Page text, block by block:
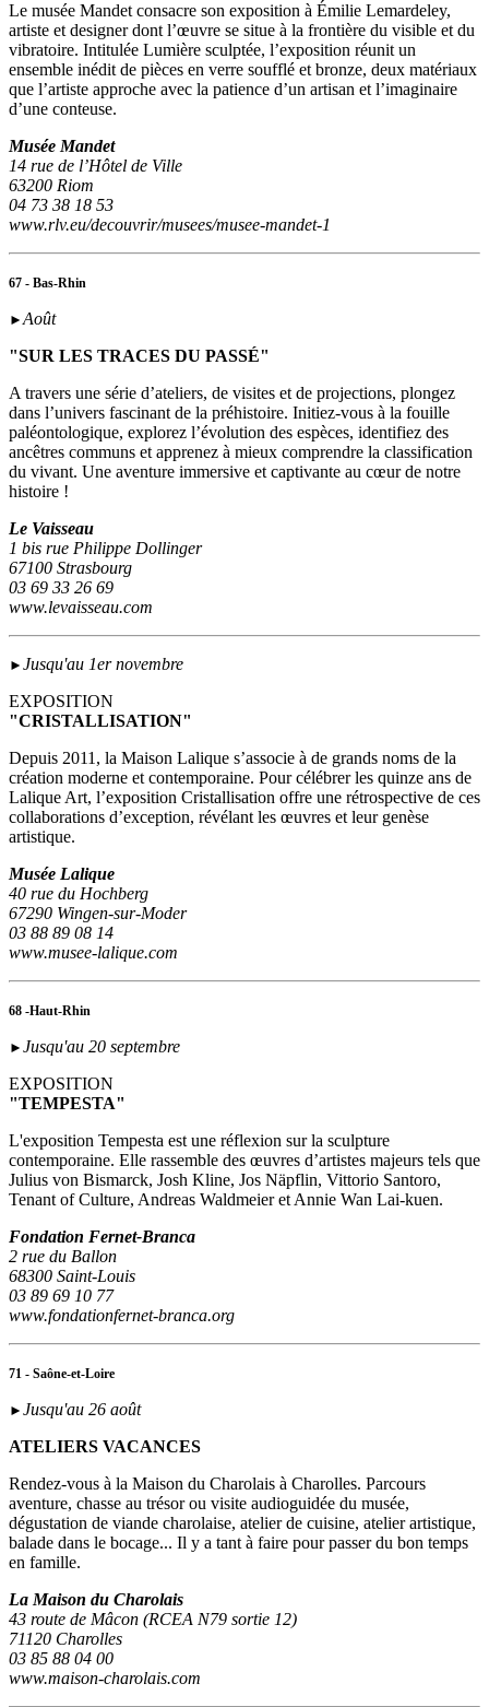
Le musée Mandet consacre son exposition à Émilie Lemardeley,
artiste et designer dont l’œuvre se situe à la frontière du visible et du
vibratoire. Intitulée Lumière sculptée, l’exposition réunit un
ensemble inédit de pièces en verre soufflé et bronze, deux matériaux
que l’artiste approche avec la patience d’un artisan et l’imaginaire
d’une conteuse.
Musée Mandet
14 rue de l’Hôtel de Ville
63200 Riom
04 73 38 18 53
www.rlv.eu/decouvrir/musees/musee-mandet-1
67 - Bas-Rhin
►Août
"SUR LES TRACES DU PASSÉ"
A travers une série d’ateliers, de visites et de projections, plongez
dans l’univers fascinant de la préhistoire. Initiez-vous à la fouille
paléontologique, explorez l’évolution des espèces, identifiez des
ancêtres communs et apprenez à mieux comprendre la classification
du vivant. Une aventure immersive et captivante au cœur de notre
histoire !
Le Vaisseau
1 bis rue Philippe Dollinger
67100 Strasbourg
03 69 33 26 69
www.levaisseau.com
► Jusqu'au 1er novembre
EXPOSITION
"CRISTALLISATION"
Depuis 2011, la Maison Lalique s’associe à de grands noms de la
création moderne et contemporaine. Pour célébrer les quinze ans de
Lalique Art, l’exposition Cristallisation offre une rétrospective de ces
collaborations d’exception, révélant les œuvres et leur genèse
artistique.
Musée Lalique
40 rue du Hochberg
67290 Wingen-sur-Moder
03 88 89 08 14
www.musee-lalique.com
68 -Haut-Rhin
► Jusqu'au 20 septembre
EXPOSITION
"TEMPESTA"
L'exposition Tempesta est une réflexion sur la sculpture
contemporaine. Elle rassemble des œuvres d’artistes majeurs tels que
Julius von Bismarck, Josh Kline, Jos Näpflin, Vittorio Santoro,
Tenant of Culture, Andreas Waldmeier et Annie Wan Lai-kuen.
Fondation Fernet-Branca
2 rue du Ballon
68300 Saint-Louis
03 89 69 10 77
www.fondationfernet-branca.org
71 - Saône-et-Loire
► Jusqu'au 26 août
ATELIERS VACANCES
Rendez-vous à la Maison du Charolais à Charolles. Parcours
aventure, chasse au trésor ou visite audioguidée du musée,
dégustation de viande charolaise, atelier de cuisine, atelier artistique,
balade dans le bocage... Il y a tant à faire pour passer du bon temps
en famille.
La Maison du Charolais
43 route de Mâcon (RCEA N79 sortie 12)
71120 Charolles
03 85 88 04 00
www.maison-charolais.com